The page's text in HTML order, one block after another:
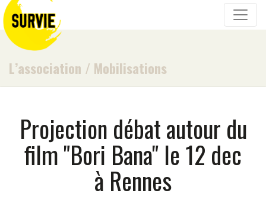
L’association / Mobilisations
Projection débat autour du
film "Bori Bana" le 12 dec
à Rennes